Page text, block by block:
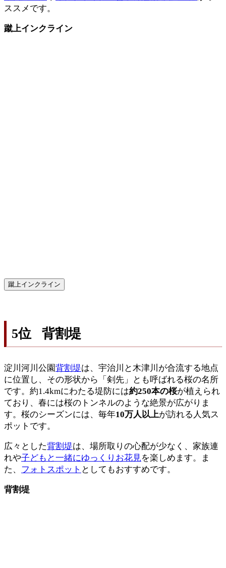
ススメです。
蹴上インクライン
蹴上インクライン
5位 背割堤
淀川河川公園背割堤は、宇治川と木津川が合流する地点
に位置し、その形状から「剣先」とも呼ばれる桜の名所
です。約1.4kmにわたる堤防には約250本の桜が植えられ
ており、春には桜のトンネルのような絶景が広がりま
す。桜のシーズンには、毎年10万人以上が訪れる人気ス
ポットです。
広々とした背割堤は、場所取りの心配が少なく、家族連
れや子どもと一緒にゆっくりお花見を楽しめます。ま
た、 フォトスポット としてもおすすめです。
背割堤